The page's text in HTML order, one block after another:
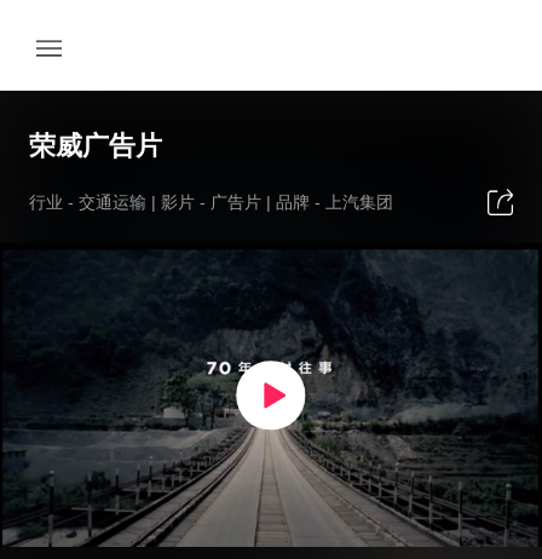
荣威广告片
行业 - 交通运输 | 影片 - 广告片 | 品牌 - 上汽集团